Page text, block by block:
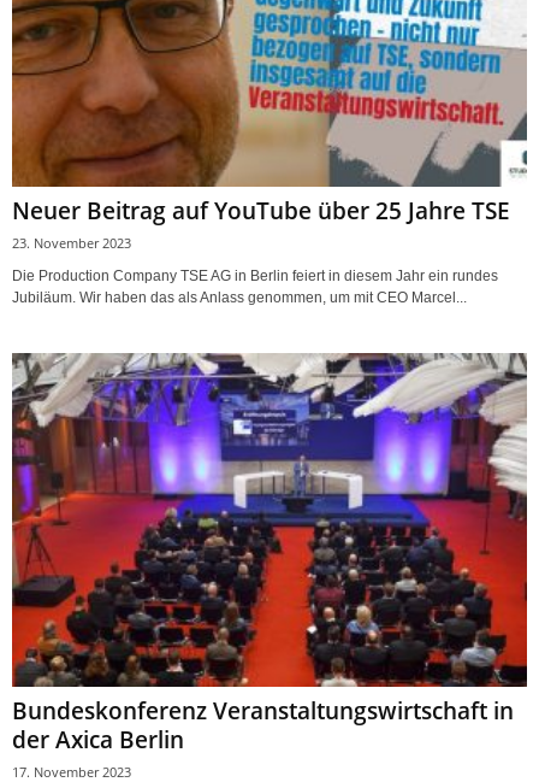
Neuer Beitrag auf YouTube über 25 Jahre TSE
23. November 2023
Die Production Company TSE AG in Berlin feiert in diesem Jahr ein rundes
Jubiläum. Wir haben das als Anlass genommen, um mit CEO Marcel...
Bundeskonferenz Veranstaltungswirtschaft in
der Axica Berlin
17. November 2023